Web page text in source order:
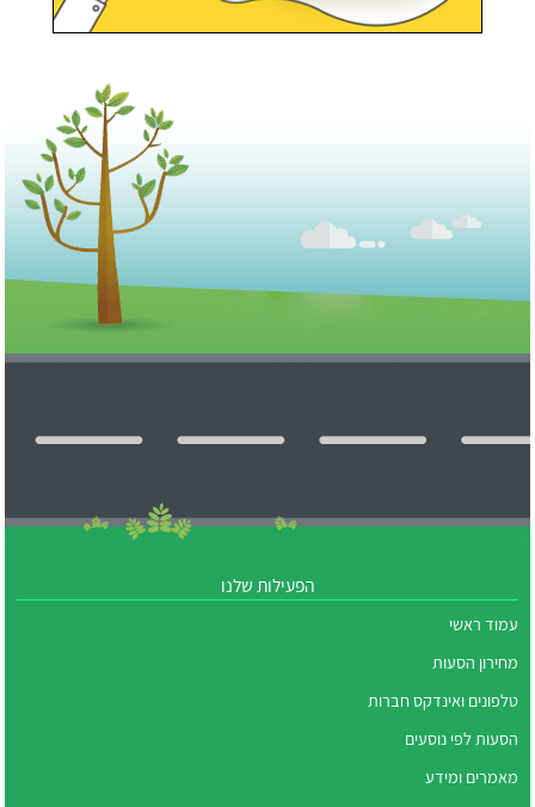
הפעילות שלנו
עמוד ראשי
מחירון הסעות
טלפונים ואינדקס חברות
הסעות לפי נוסעים
מאמרים ומידע